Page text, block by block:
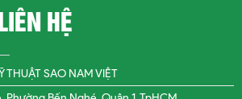
HỆ
THUẬT SAO NAM VIỆT